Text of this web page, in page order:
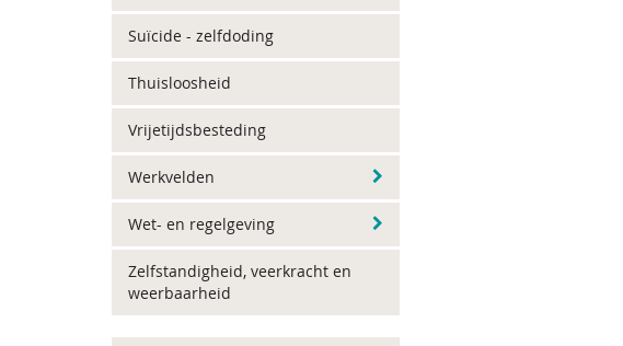
Suïcide - zelfdoding
Thuisloosheid
Vrijetijdsbesteding
Werkvelden
Wet- en regelgeving
Zelfstandigheid, veerkracht en
weerbaarheid